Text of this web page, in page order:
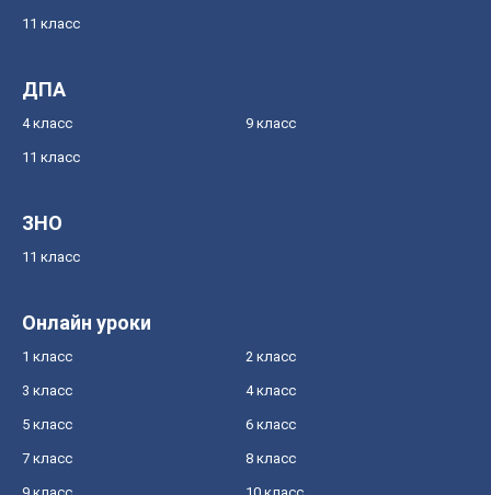
11 класс
ДПА
4 класс 9 класс
11 класс
ЗНО
11 класс
Онлайн уроки
1 класс 2 класс
3 класс 4 класс
5 класс 6 класс
7 класс 8 класс